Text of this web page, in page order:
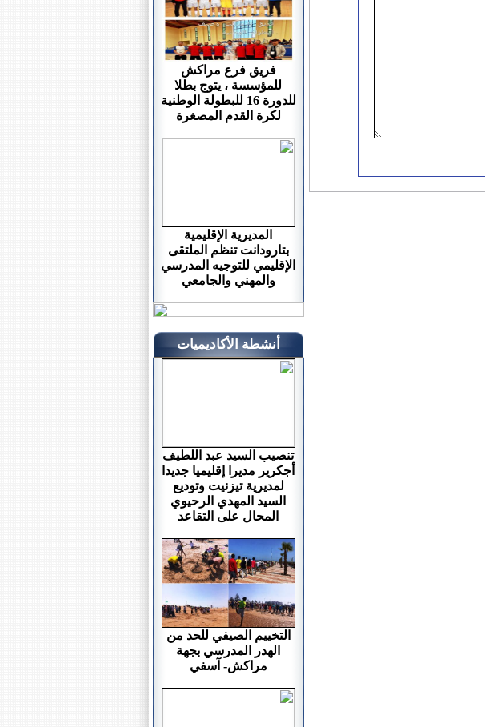
فريق فرع مراكش
للمؤسسة ، يتوج بطلا
للدورة 16 للبطولة الوطنية
لكرة القدم المصغرة
المديرية الإقليمية
بتارودانت تنظم الملتقى
الإقليمي للتوجيه المدرسي
والمهني والجامعي
أنشطة الأكاديميات
تنصيب السيد عبد اللطيف
أجكرير مديرا إقليميا جديدا
لمديرية تيزنيت وتوديع
السيد المهدي الرحيوي
المحال على التقاعد
التخييم الصيفي للحد من
الهدر المدرسي بجهة
مراكش- آسفي